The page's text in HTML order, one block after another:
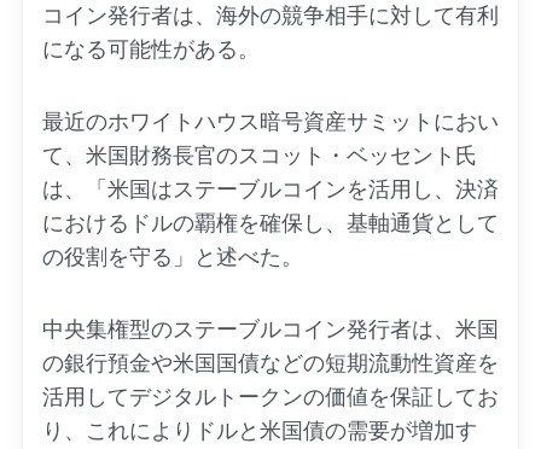
コイン発行者は、海外の競争相手に対して有利
になる可能性がある。
最近のホワイトハウス暗号資産サミットにおい
て、米国財務長官のスコット・ベッセント氏
は、「米国はステーブルコインを活用し、決済
におけるドルの覇権を確保し、基軸通貨として
の役割を守る」と述べた。
中央集権型のステーブルコイン発行者は、米国
の銀行預金や米国国債などの短期流動性資産を
活用してデジタルトークンの価値を保証してお
り、これによりドルと米国債の需要が増加す